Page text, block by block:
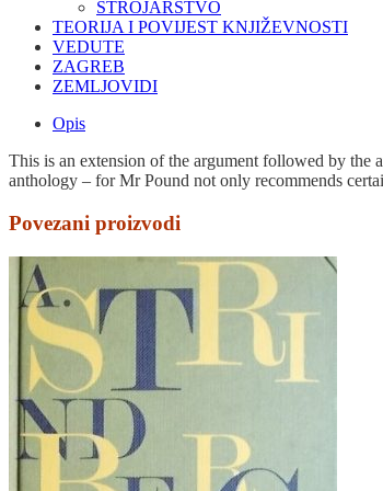
STROJARSTVO
TEORIJA I POVIJEST KNJIŽEVNOSTI
VEDUTE
ZAGREB
ZEMLJOVIDI
Opis
This is an extension of the argument followed by the
anthology – for Mr Pound not only recommends
Povezani proizvodi